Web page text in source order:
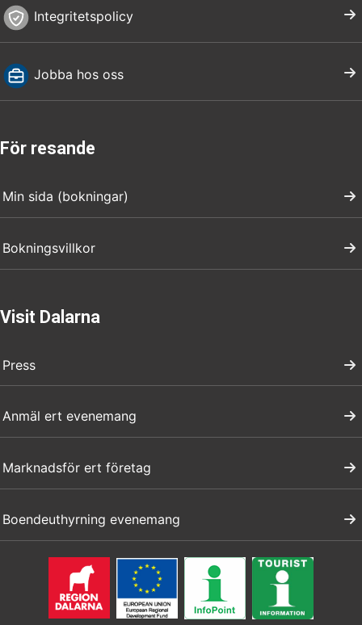
Integritetspolicy
Jobba hos oss
För resande
Min sida (bokningar)
Bokningsvillkor
Visit Dalarna
Press
Anmäl ert evenemang
Marknadsför ert företag
Boendeuthyrning evenemang